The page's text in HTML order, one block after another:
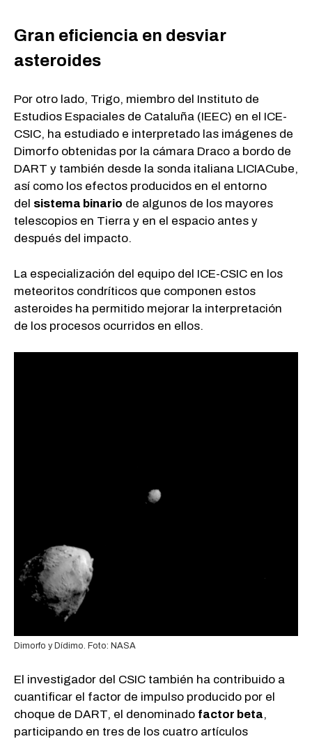
Gran eficiencia en desviar
asteroides
Por otro lado, Trigo, miembro del Instituto de
Estudios Espaciales de Cataluña (IEEC) en el ICE-
CSIC, ha estudiado e interpretado las imágenes de
Dimorfo obtenidas por la cámara Draco a bordo de
DART y también desde la sonda italiana LICIACube,
así como los efectos producidos en el entorno
del sistema binario de algunos de los mayores
telescopios en Tierra y en el espacio antes y
después del impacto.
La especialización del equipo del ICE-CSIC en los
meteoritos condríticos que componen estos
asteroides ha permitido mejorar la interpretación
de los procesos ocurridos en ellos.
Dimorfo y Dídimo. Foto: NASA
El investigador del CSIC también ha contribuido a
cuantificar el factor de impulso producido por el
choque de DART, el denominado factor beta,
participando en tres de los cuatro artículos